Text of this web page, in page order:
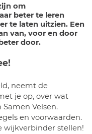
om
beter te leren
te laten uitzien. Een
van, voor en door
door.
neemt de
je op, over wat
Velsen.
en voorwaarden.
wijkverbinder stellen!